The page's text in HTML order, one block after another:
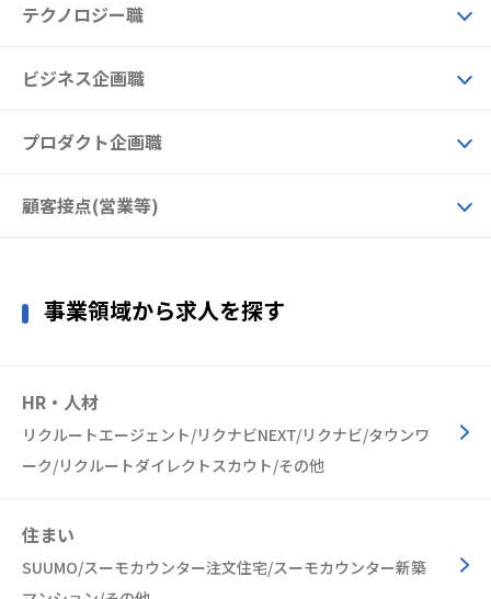
テクノロジー職
ビジネス企画職
プロダクト企画職
顧客接点(営業等)
事業領域から求人を探す
HR・人材
リクルートエージェント/リクナビNEXT/リクナビ/タウンワ
ーク/リクルートダイレクトスカウト/その他
住まい
SUUMO/スーモカウンター注文住宅/スーモカウンター新築